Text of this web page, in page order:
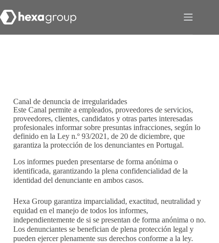
Canal de denuncia de irregularidades
Este Canal permite a empleados, proveedores de servicios,
proveedores, clientes, candidatos y otras partes interesadas
profesionales informar sobre presuntas infracciones, según lo
definido en la Ley n.º 93/2021, de 20 de diciembre, que
garantiza la protección de los denunciantes en Portugal.
Los informes pueden presentarse de forma anónima o
identificada, garantizando la plena confidencialidad de la
identidad del denunciante en ambos casos.
Hexa Group garantiza imparcialidad, exactitud, neutralidad y
equidad en el manejo de todos los informes,
independientemente de si se presentan de forma anónima o no.
Los denunciantes se benefician de plena protección legal y
pueden ejercer plenamente sus derechos conforme a la ley.